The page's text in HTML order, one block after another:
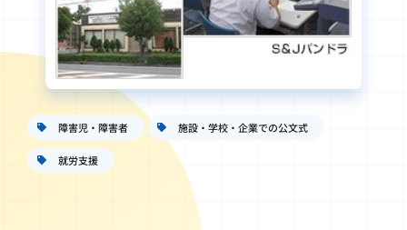
障害児・障害者 施設・学校・企業での公文式
就労支援